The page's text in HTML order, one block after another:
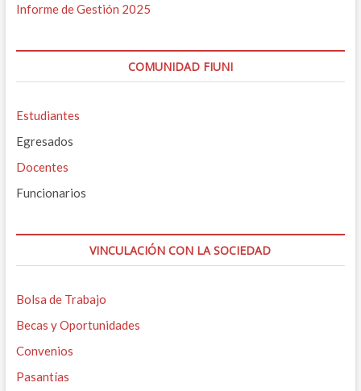
Informe de Gestión 2025
COMUNIDAD FIUNI
Estudiantes
Egresados
Docentes
Funcionarios
VINCULACIÓN CON LA SOCIEDAD
Bolsa de Trabajo
Becas y Oportunidades
Convenios
Pasantías